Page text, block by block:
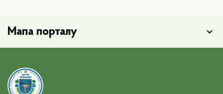
Мапа порталу